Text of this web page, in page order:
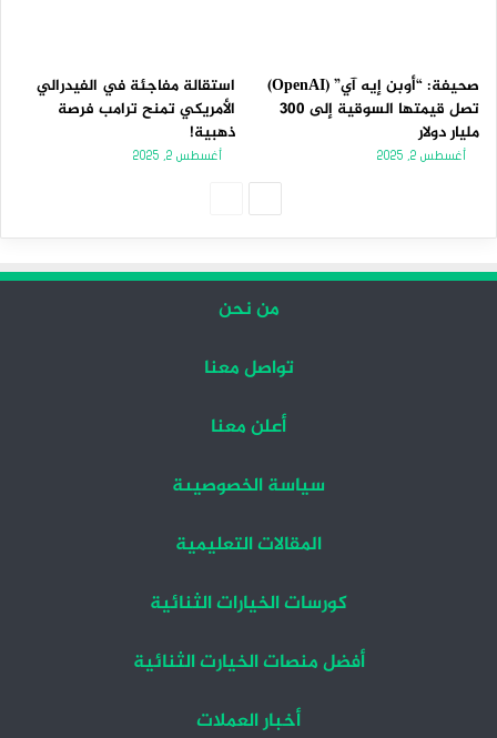
صحيفة: “أوبن إيه آي” (OpenAI)
تصل قيمتها السوقية إلى 300
مليار دولار
أغسطس 2, 2025
استقالة مفاجئة في الفيدرالي
الأمريكي تمنح ترامب فرصة
ذهبية!
أغسطس 2, 2025
من نحن
تواصل معنا
أعلن معنا
سياسة الخصوصيىة
المقالات التعليمية
كورسات الخيارات الثنائية
أفضل منصات الخيارت الثنائية
أخبار العملات